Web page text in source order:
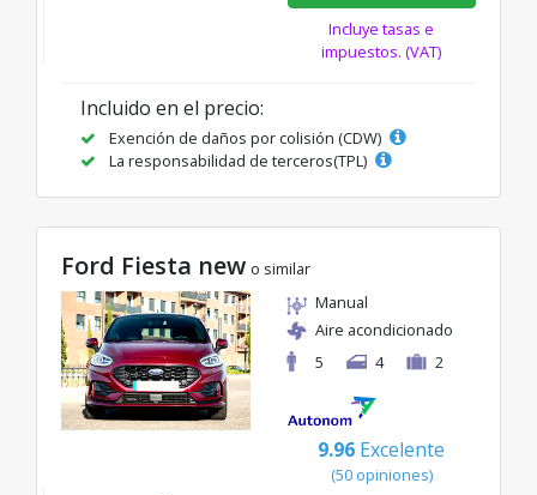
Incluye tasas e
impuestos. (VAT)
Incluido en el precio:
Exención de daños por colisión (CDW)
La responsabilidad de terceros(TPL)
Ford Fiesta new o similar
Manual
Aire acondicionado
5
4 2
9.96 Excelente
(50 opiniones)